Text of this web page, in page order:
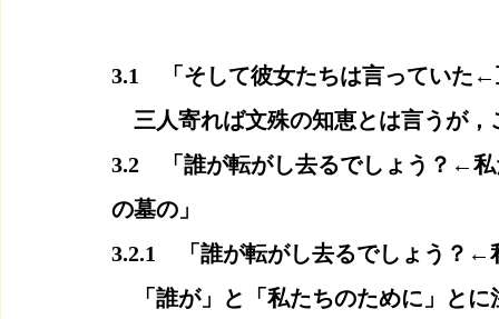
3.1　「そして彼女たちは言っていた
三人寄れば文殊の知恵とは言うが，
3.2　「誰が転がし去るでしょう？←
の墓の」
3.2.1　「誰が転がし去るでしょう？←
「誰が」と「私たちのために」とに